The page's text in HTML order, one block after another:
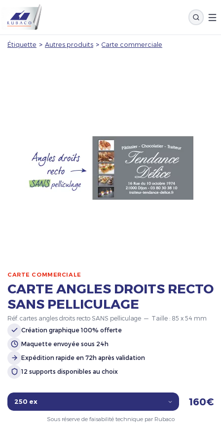
Étiquette > Autres produits > Carte commerciale
CARTE COMMERCIALE
CARTE ANGLES DROITS RECTO
SANS PELLICULAGE
Réf. cartes angles droits recto SANS pelliculage — Taille : 85 x 54 mm
Création graphique 100% offerte
Maquette envoyée sous 24h
Expédition rapide en 72h après validation
12 supports disponibles au choix
160€
Sous réserve de faisabilité technique par Rubaco